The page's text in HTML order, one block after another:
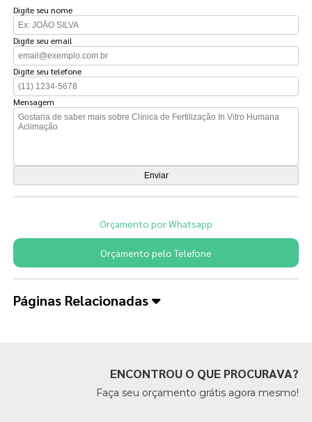
Digite seu nome
Digite seu email
Digite seu telefone
Mensagem
Orçamento por Whatsapp
Orçamento pelo Telefone
Páginas Relacionadas
ENCONTROU O QUE PROCURAVA?
Faça seu orçamento grátis agora mesmo!